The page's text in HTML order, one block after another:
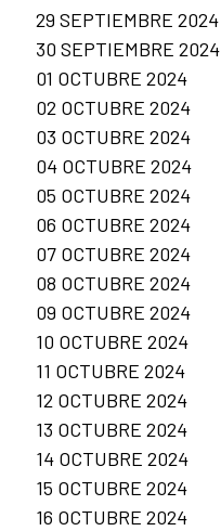
29 SEPTIEMBRE 2024
30 SEPTIEMBRE 2024
01 OCTUBRE 2024
02 OCTUBRE 2024
03 OCTUBRE 2024
04 OCTUBRE 2024
05 OCTUBRE 2024
06 OCTUBRE 2024
07 OCTUBRE 2024
08 OCTUBRE 2024
09 OCTUBRE 2024
10 OCTUBRE 2024
11 OCTUBRE 2024
12 OCTUBRE 2024
13 OCTUBRE 2024
14 OCTUBRE 2024
15 OCTUBRE 2024
16 OCTUBRE 2024